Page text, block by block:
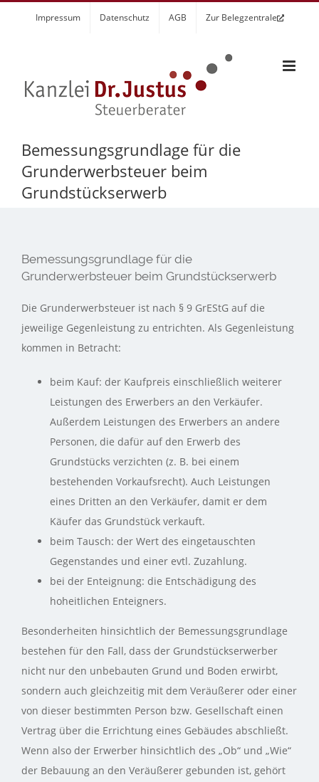
Impressum Datenschutz AGB Zur Belegzentrale
Bemessungsgrundlage für die
Grunderwerbsteuer beim
Grundstückserwerb
Bemessungsgrundlage für die
Grunderwerbsteuer beim Grundstückserwerb
Die Grunderwerbsteuer ist nach § 9 GrEStG auf die
jeweilige Gegenleistung zu entrichten. Als Gegenleistung
kommen in Betracht:
beim Kauf: der Kaufpreis einschließlich weiterer
Leistungen des Erwerbers an den Verkäufer.
Außerdem Leistungen des Erwerbers an andere
Personen, die dafür auf den Erwerb des
Grundstücks verzichten (z. B. bei einem
bestehenden Vorkaufsrecht). Auch Leistungen
eines Dritten an den Verkäufer, damit er dem
Käufer das Grundstück verkauft.
beim Tausch: der Wert des eingetauschten
Gegenstandes und einer evtl. Zuzahlung.
bei der Enteignung: die Entschädigung des
hoheitlichen Enteigners.
Besonderheiten hinsichtlich der Bemessungsgrundlage
bestehen für den Fall, dass der Grundstückserwerber
nicht nur den unbebauten Grund und Boden erwirbt,
sondern auch gleichzeitig mit dem Veräußerer oder einer
von dieser bestimmten Person bzw. Gesellschaft einen
Vertrag über die Errichtung eines Gebäudes abschließt.
Wenn also der Erwerber hinsichtlich des „Ob“ und „Wie“
der Bebauung an den Veräußerer gebunden ist, gehört